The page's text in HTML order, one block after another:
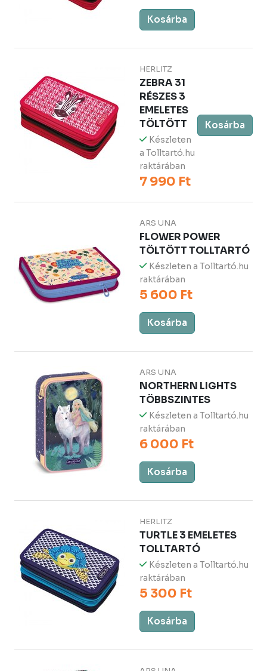
Kosárba
HERLITZ
ZEBRA 31
RÉSZES 3
EMELETES
TÖLTÖTT
Készleten
a Tolltartó.hu
raktárában
7 990 Ft
Kosárba
ARS UNA
FLOWER POWER
TÖLTÖTT TOLLTARTÓ
Készleten a Tolltartó.hu
raktárában
5 600 Ft
Kosárba
ARS UNA
NORTHERN LIGHTS
TÖBBSZINTES
Készleten a Tolltartó.hu
raktárában
6 000 Ft
Kosárba
HERLITZ
TURTLE 3 EMELETES
TOLLTARTÓ
Készleten a Tolltartó.hu
raktárában
5 300 Ft
Kosárba